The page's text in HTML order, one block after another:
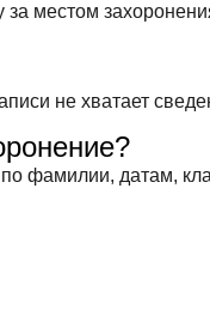
за местом
не хватает
фамилии, датам,